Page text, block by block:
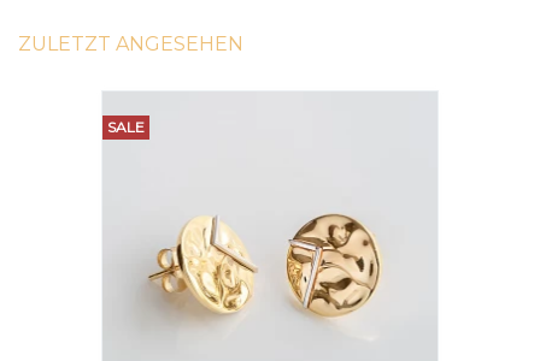
ZULETZT ANGESEHEN
SALE